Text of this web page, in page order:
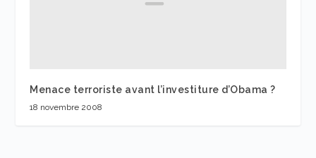
Menace terroriste avant l’investiture d’Obama ?
18 novembre 2008